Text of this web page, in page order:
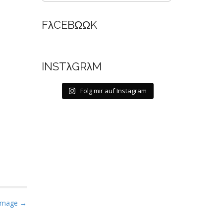
→
FλCEBΩΩK
INSTλGRλM
Folg mir auf Instagram